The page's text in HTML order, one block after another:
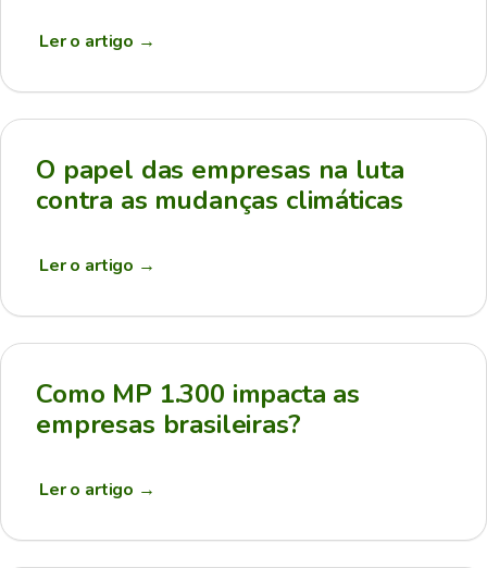
Ler o artigo →
O papel das empresas na luta
contra as mudanças climáticas
Ler o artigo →
Como MP 1.300 impacta as
empresas brasileiras?
Ler o artigo →